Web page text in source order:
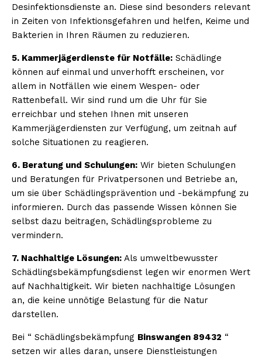
Desinfektionsdienste an. Diese sind besonders relevant
in Zeiten von Infektionsgefahren und helfen, Keime und
Bakterien in Ihren Räumen zu reduzieren.
5. Kammerjägerdienste für Notfälle: Schädlinge
können auf einmal und unverhofft erscheinen, vor
allem in Notfällen wie einem Wespen- oder
Rattenbefall. Wir sind rund um die Uhr für Sie
erreichbar und stehen Ihnen mit unseren
Kammerjägerdiensten zur Verfügung, um zeitnah auf
solche Situationen zu reagieren.
6. Beratung und Schulungen: Wir bieten Schulungen
und Beratungen für Privatpersonen und Betriebe an,
um sie über Schädlingsprävention und -bekämpfung zu
informieren. Durch das passende Wissen können Sie
selbst dazu beitragen, Schädlingsprobleme zu
vermindern.
7. Nachhaltige Lösungen: Als umweltbewusster
Schädlingsbekämpfungsdienst legen wir enormen Wert
auf Nachhaltigkeit. Wir bieten nachhaltige Lösungen
an, die keine unnötige Belastung für die Natur
darstellen.
Bei “ Schädlingsbekämpfung Binswangen 89432 “
setzen wir alles daran, unsere Dienstleistungen